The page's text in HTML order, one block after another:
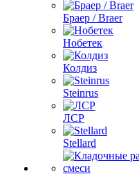
Браер / Braer
Нобетек
Колдиз
Steinrus
ЛСР
Stellard